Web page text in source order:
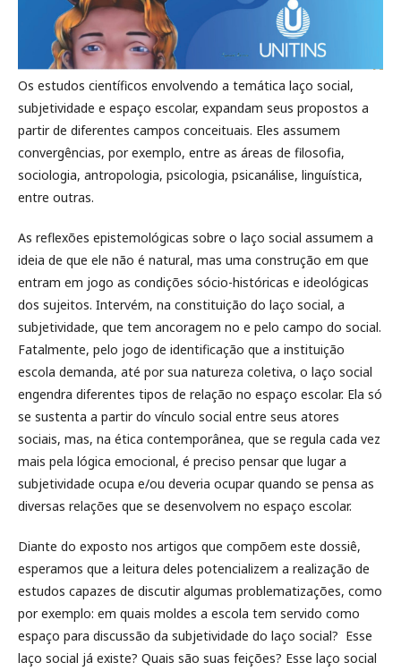
Os estudos científicos envolvendo a temática laço social,
subjetividade e espaço escolar, expandam seus propostos a
partir de diferentes campos conceituais. Eles assumem
convergências, por exemplo, entre as áreas de filosofia,
sociologia, antropologia, psicologia, psicanálise, linguística,
entre outras.
As reflexões epistemológicas sobre o laço social assumem a
ideia de que ele não é natural, mas uma construção em que
entram em jogo as condições sócio-históricas e ideológicas
dos sujeitos. Intervém, na constituição do laço social, a
subjetividade, que tem ancoragem no e pelo campo do social.
Fatalmente, pelo jogo de identificação que a instituição
escola demanda, até por sua natureza coletiva, o laço social
engendra diferentes tipos de relação no espaço escolar. Ela só
se sustenta a partir do vínculo social entre seus atores
sociais, mas, na ética contemporânea, que se regula cada vez
mais pela lógica emocional, é preciso pensar que lugar a
subjetividade ocupa e/ou deveria ocupar quando se pensa as
diversas relações que se desenvolvem no espaço escolar.
Diante do exposto nos artigos que compõem este dossiê,
esperamos que a leitura deles potencializem a realização de
estudos capazes de discutir algumas problematizações, como
por exemplo: em quais moldes a escola tem servido como
espaço para discussão da subjetividade do laço social? Esse
laço social já existe? Quais são suas feições? Esse laço social